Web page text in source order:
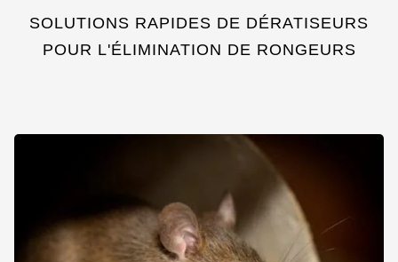
SOLUTIONS RAPIDES DE DÉRATISEURS
POUR L'ÉLIMINATION DE RONGEURS